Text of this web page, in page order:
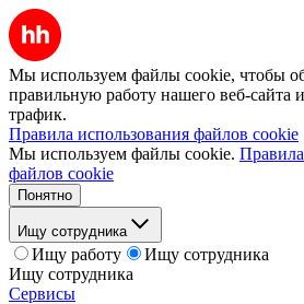
Мы используем файлы cookie, чтобы
правильную работу нашего веб-сайта
трафик.
Правила использования файлов cookie
Мы используем файлы cookie.
файлов cookie
Понятно
Ищу сотрудника
Ищу работу
Ищу сотрудника
Ищу сотрудника
Сервисы